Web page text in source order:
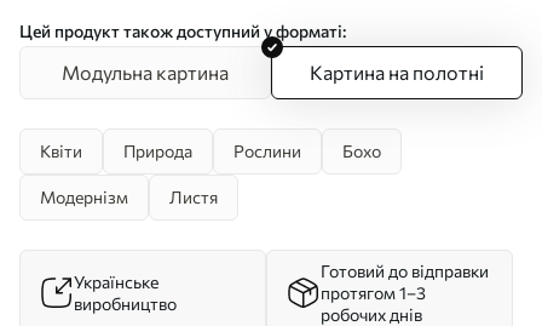
Цей продукт також доступний у форматі:
Модульна картина Картина на полотні
Квіти Природа Рослини Бохо
Модернізм Листя
Українське
виробництво
Готовий до відправки
протягом 1–3
робочих днів